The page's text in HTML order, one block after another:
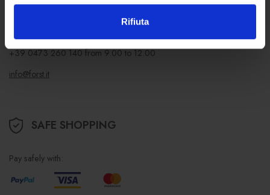
Rifiuta
For general information:
from 8.00 to 16.30
For online orders:
+39 0473 260 140 from 9.00 to 12.00
info@forst.it
SAFE SHOPPING
Pay safely with: